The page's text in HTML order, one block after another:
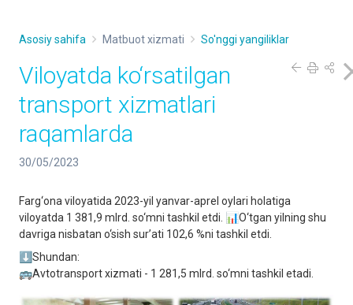
Asosiy sahifa Matbuot xizmati So'nggi yangiliklar
Viloyatda ko‘rsatilgan
transport xizmatlari
raqamlarda
30/05/2023
Farg‘ona viloyatida 2023-yil yanvar-aprel oylari holatiga
viloyatda 1 381,9 mlrd. so‘mni tashkil etdi. 📊O‘tgan yilning shu
davriga nisbatan o‘sish sur’ati 102,6 %ni tashkil etdi.
⬇️Shundan:
🚌Avtotransport xizmati - 1 281,5 mlrd. so‘mni tashkil etadi.